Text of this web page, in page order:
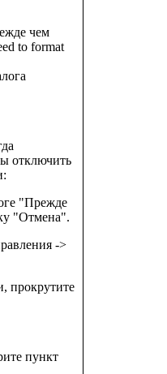
чем
to format
отключить
"Прежде
"Отмена".
->
прокрутите
пункт